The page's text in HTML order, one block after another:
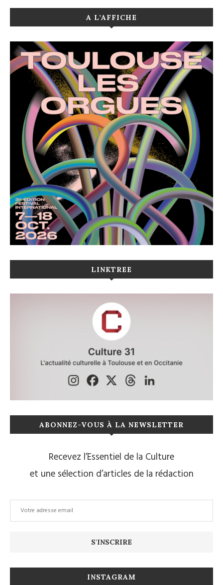
A L’AFFICHE
LINKTREE
ABONNEZ-VOUS À LA NEWSLETTER
Recevez l’Essentiel de la Culture
et une sélection d’articles de la rédaction
INSTAGRAM